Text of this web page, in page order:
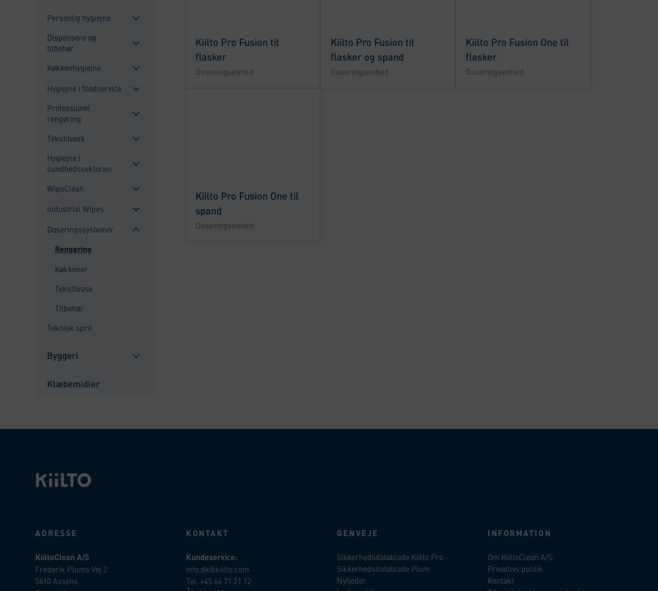
Personlig hygiejne
alavalikko
Dispensere og
tilbehør
alavalikko
Køkkenhygiejne
alavalikko
Hygiejne i foodservice
alavalikko
Professionel
rengøring
alavalikko
Tekstilvask
alavalikko
Hygiejne i
sundhedssektoren
alavalikko
WipeClean
alavalikko
Industrial Wipes
alavalikko
Doseringssystemer
Rengøring
Køkkener
Tekstilvask
Tilbehør
Teknisk sprit
Byggeri
Klæbemidler
Kiilto Pro Fusion til
flasker
Doseringsenhed
Kiilto Pro Fusion til
flasker og spand
Doseringsenhed
Kiilto Pro Fusion One til
flasker
Doseringsenhed
Kiilto Pro Fusion One til
spand
Doseringsenhed
ADRESSE
KiiltoClean A/S
Frederik Plums Vej 2
5610 Assens
KONTAKT
Kundeservice:
info.dk@kiilto.com
Tel. +45 64 71 21 12
GENVEJE
Sikkerhedsdatablade Kiilto Pro
Sikkerhedsdatablade Plum
Nyheder
INFORMATION
Om KiiltoClean A/S
Privatlivs politik
Kontakt